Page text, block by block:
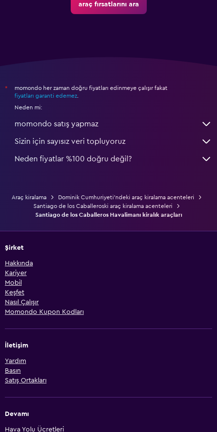
araç fırsatlarını ara
*
momondo her zaman doğru fiyatları edinmeye çalışır fakat
fiyatları garanti edemez.
Neden mi:
momondo satış yapmaz
Sizin için sayısız veri topluyoruz
Neden fiyatlar %100 doğru değil?
Araç kiralama
Dominik Cumhuriyeti'ndeki araç kiralama acenteleri
Santiago de los Caballeroski araç kiralama acenteleri
Santiago de los Caballeros Havalimanı kiralık araçları
Şirket
Hakkında
Kariyer
Mobil
Keşfet
Nasıl Çalışır
Momondo Kupon Kodları
İletişim
Yardım
Basın
Satış Ortakları
Devamı
Hava Yolu Ücretleri